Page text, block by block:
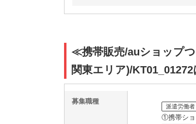
≪携帯販売/auショップ
関東エリア)/KT01_01272
募集職種
派遣労働者
①携帯シ